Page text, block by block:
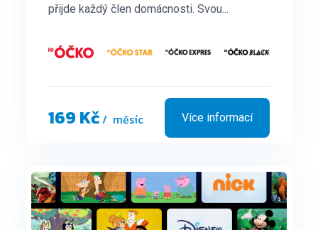
přijde každý člen domácnosti. Svou...
169 Kč/ měsíc Více informací